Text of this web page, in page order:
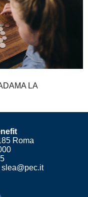
LA
Roma